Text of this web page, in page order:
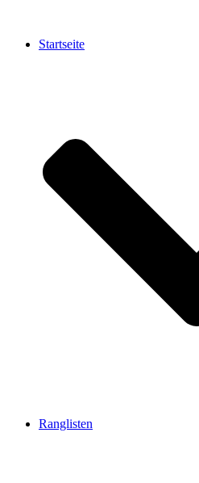
Startseite
Ranglisten